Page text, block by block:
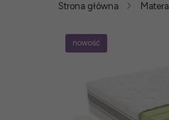
Strona główna
nowość